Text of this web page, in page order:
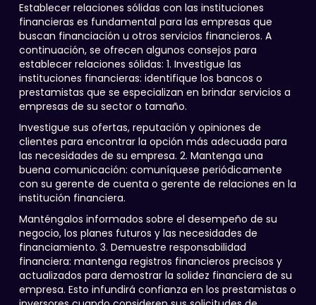
Establecer relaciones sólidas con las instituciones
financieras es fundamental para las empresas que
buscan financiación u otros servicios financieros. A
continuación, se ofrecen algunos consejos para
establecer relaciones sólidas: 1. Investigue las
instituciones financieras: identifique los bancos o
prestamistas que se especializan en brindar servicios a
empresas de su sector o tamaño.
Investigue sus ofertas, reputación y opiniones de
clientes para encontrar la opción más adecuada para
las necesidades de su empresa. 2. Mantenga una
buena comunicación: comuníquese periódicamente
con su gerente de cuenta o gerente de relaciones en la
institución financiera.
Manténgalos informados sobre el desempeño de su
negocio, los planes futuros y las necesidades de
financiamiento. 3. Demuestre responsabilidad
financiera: mantenga registros financieros precisos y
actualizados para demostrar la solidez financiera de su
empresa. Esto infundirá confianza en los prestamistas o